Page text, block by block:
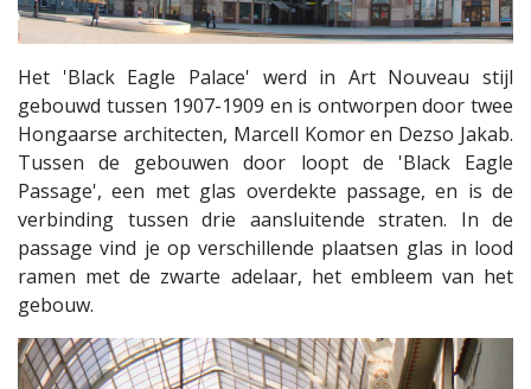
Het 'Black Eagle Palace' werd in Art Nouveau stijl
gebouwd tussen 1907-1909 en is ontworpen door twee
Hongaarse architecten, Marcell Komor en Dezso Jakab.
Tussen de gebouwen door loopt de 'Black Eagle
Passage', een met glas overdekte passage, en is de
verbinding tussen drie aansluitende straten. In de
passage vind je op verschillende plaatsen glas in lood
ramen met de zwarte adelaar, het embleem van het
gebouw.